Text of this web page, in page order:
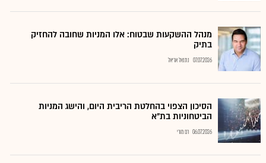
מנהל ההשקעות שבטוח: אלו המניות שחובה להחזיק
בתיק
07.07.2026 נתנאל אריאל
הסיכון הצפוי בהחלטת הריבית היום, והישג המניות
הביטחוניות בת"א
06.07.2026 רם מורי